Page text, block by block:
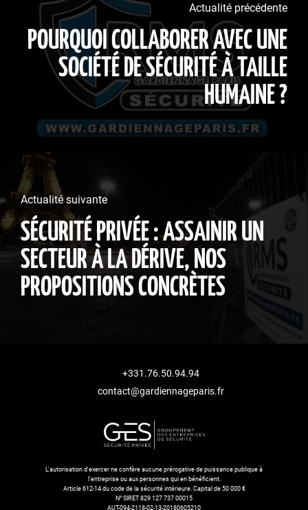
Actualité précédente
POURQUOI COLLABORER AVEC UNE
SOCIÉTÉ DE SÉCURITÉ À TAILLE
HUMAINE ?
Actualité suivante
SÉCURITÉ PRIVÉE : ASSAINIR UN
SECTEUR À LA DÉRIVE, NOS
PROPOSITIONS CONCRÈTES
+331.76.50.94.94
contact@gardiennageparis.fr
L'autorisation d'exercer ne confère aucune prérogative de puissance publique à
l'entreprise ou aux personnes qui en bénéficient.
Article 612-14 du code de la sécurité intérieure. Capital de 50 000 €
N° SIRET 829 127 737 00015
AUT-094-2118-02-13-20180605210